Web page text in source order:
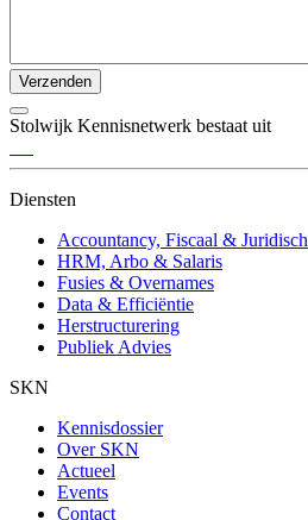
Verzenden
Stolwijk Kennisnetwerk bestaat uit
Diensten
Accountancy, Fiscaal & Juridisch
HRM, Arbo & Salaris
Fusies & Overnames
Data & Efficiëntie
Herstructurering
Publiek Advies
SKN
Kennisdossier
Over SKN
Actueel
Events
Contact